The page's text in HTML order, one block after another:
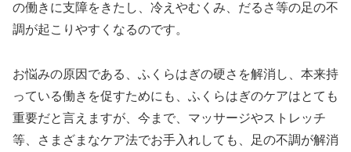
の働きに支障をきたし、冷えやむくみ、だるさ等の足の不
調が起こりやすくなるのです。
お悩みの原因である、ふくらはぎの硬さを解消し、本来持
っている働きを促すためにも、ふくらはぎのケアはとても
重要だと言えますが、今まで、マッサージやストレッチ
等、さまざまなケア法でお手入れしても、足の不調が解消